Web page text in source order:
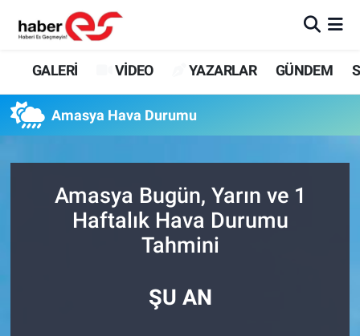
GALERİ VİDEO YAZARLAR GÜNDEM
Amasya Hava Durumu
Amasya Bugün, Yarın ve 1
Haftalık Hava Durumu
Tahmini
ŞU AN
GALERİ
GÜNDEM
SİYASET
Eskişehir Nöbetçi Eczaneler
Süper Lig Puan Durumu ve Fikstür
Tüm Manşetler